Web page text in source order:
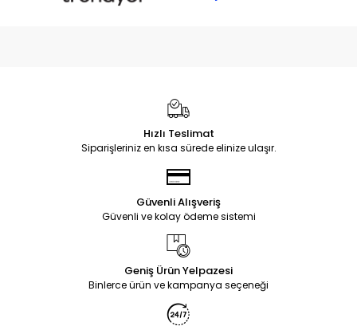
Hızlı Teslimat
Siparişleriniz en kısa sürede elinize ulaşır.
Güvenli Alışveriş
Güvenli ve kolay ödeme sistemi
Geniş Ürün Yelpazesi
Binlerce ürün ve kampanya seçeneği